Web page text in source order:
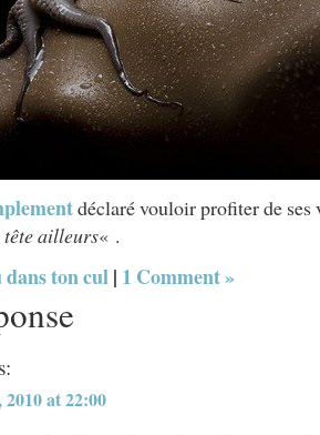
déclaré vouloir profiter de ses
ailleurs« .
dans ton cul| 1 Comment »
at 22:00